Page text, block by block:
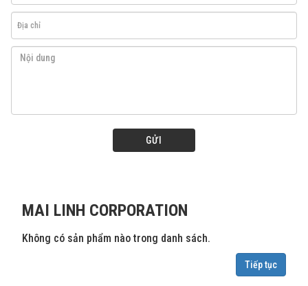
GỬI
MAI LINH CORPORATION
Không có sản phẩm nào trong danh sách.
Tiếp tục